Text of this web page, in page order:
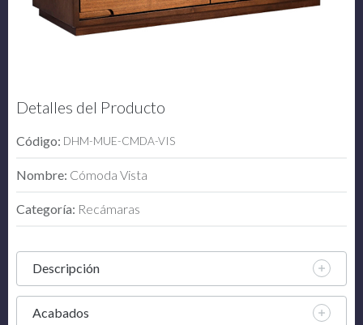
Detalles del Producto
Código: DHM-MUE-CMDA-VIS
Nombre: Cómoda Vista
Categoría: Recámaras
Descripción
Acabados